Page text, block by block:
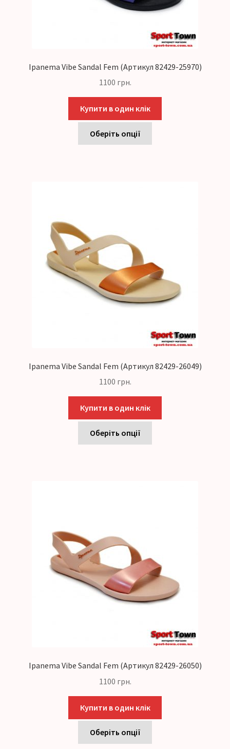
Ipanema Vibe Sandal Fem (Артикул 82429-25970)
1100 грн.
Купити в один клік
Оберіть опції
Ipanema Vibe Sandal Fem (Артикул 82429-26049)
1100 грн.
Купити в один клік
Оберіть опції
Ipanema Vibe Sandal Fem (Артикул 82429-26050)
1100 грн.
Купити в один клік
Оберіть опції